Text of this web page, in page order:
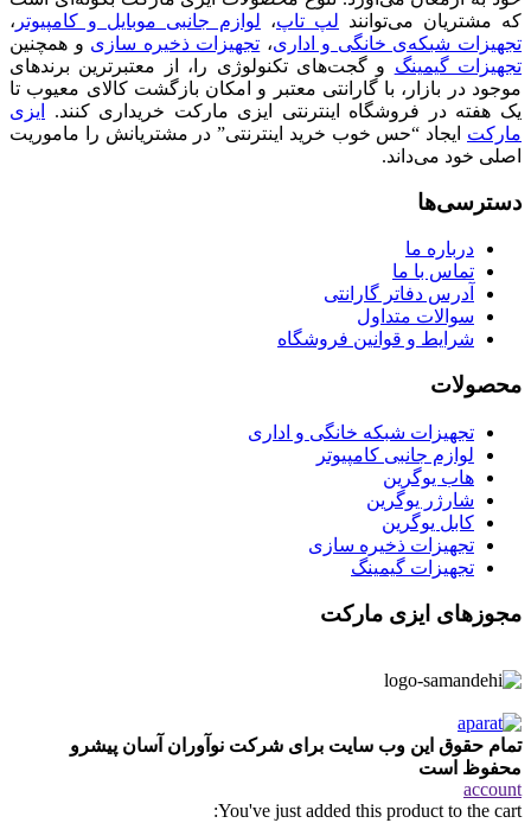
که مشتریان می‌توانند لپ تاپ، لوازم جانبی موبایل و کامپیوتر ،
تجهیزات شبکه‌ی خانگی و اداری، تجهیزات ذخیره سازی و همچنین
تجهیزات گیمینگ و گجت‌های تکنولوژی را، از معتبرترین برندهای
موجود در بازار، با گارانتی معتبر و امکان بازگشت کالای معیوب تا
یک هفته در فروشگاه اینترنتی ایزی مارکت خریداری کنند.
ایزی
مارکت ایجاد “حس خوب خرید اینترنتی” در مشتریانش را ماموریت
اصلی خود می‌داند.
دسترسی‌ها
درباره ما
تماس با ما
آدرس دفاتر گارانتی
سوالات متداول
شرایط و قوانین فروشگاه
محصولات
تجهیزات شبکه خانگی و اداری
لوازم جانبی کامپیوتر
هاب یوگرین
شارژر یوگرین
کابل یوگرین
تجهیزات ذخیره سازی
تجهیزات گیمینگ
مجوزهای ایزی مارکت
تمام حقوق این وب سایت برای شرکت نوآوران آسان پیشرو
محفوظ است
account
You've just added this product to the cart: